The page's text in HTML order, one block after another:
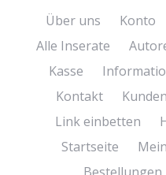
Über uns Konto
Alle Inserate
Kasse
Kontakt
Link einbetten
Startseite